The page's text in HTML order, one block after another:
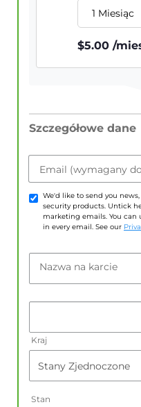
1 Miesiąc
$5.00 /
Szczegółowe dane
Email (wymagany
We'd like to send you
security products. Untick
marketing emails. You
in every email. See our
Nazwa na karcie
Kraj
Stan